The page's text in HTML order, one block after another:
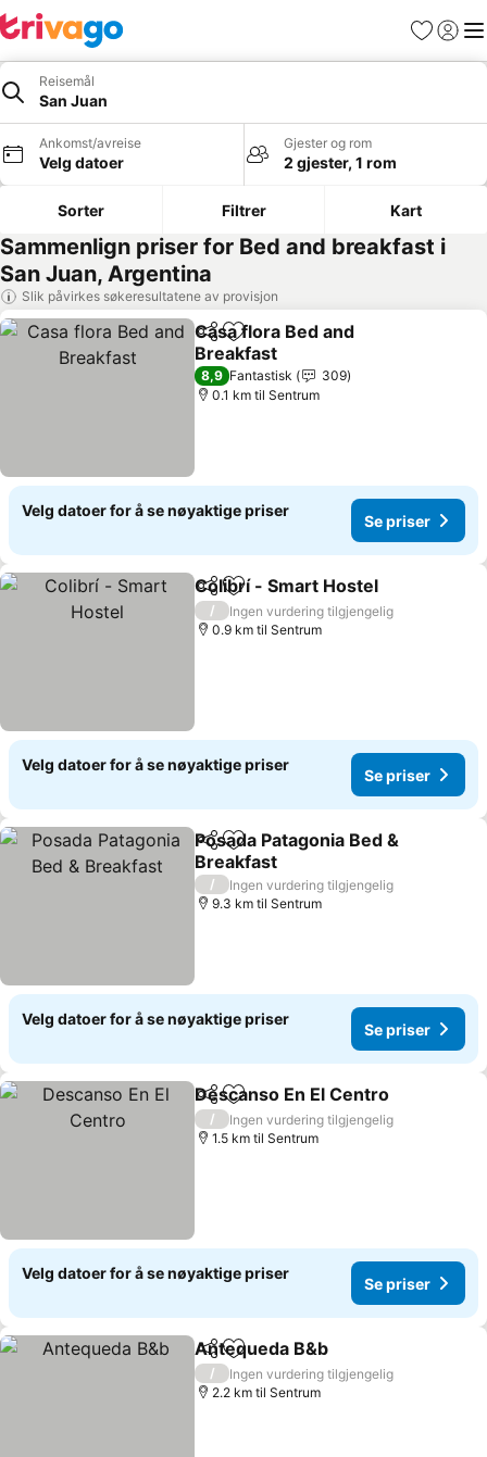
Favoritter
Logg
Reisemål
San Juan
Ankomst/avreise
Velg datoer
Gjester og rom
2 gjester, 1 rom
Sorter Filtrer Kart
Sammenlign priser for Bed and breakfast i
San Juan, Argentina
Slik påvirkes søkeresultatene av provisjon
Del Legg til i favoritter
Casa flora Bed and
Breakfast
Se priser
8,9 Fantastisk
309
0.1 km til Sentrum
Velg datoer for å se nøyaktige priser
Se priser
Del Legg til i favoritter
Colibrí - Smart Hostel
/
Ingen vurdering tilgjengelig
0.9 km til Sentrum
Velg datoer for å se nøyaktige priser
Se priser
Del Legg til i favoritter
Posada Patagonia Bed &
Breakfast
Se priser
/
Ingen vurdering tilgjengelig
9.3 km til Sentrum
Velg datoer for å se nøyaktige priser
Se priser
Del Legg til i favoritter
Descanso En El Centro
/
Ingen vurdering tilgjengelig
1.5 km til Sentrum
Velg datoer for å se nøyaktige priser
Se priser
Del Legg til i favoritter
Antequeda B&b
/
Ingen vurdering tilgjengelig
2.2 km til Sentrum